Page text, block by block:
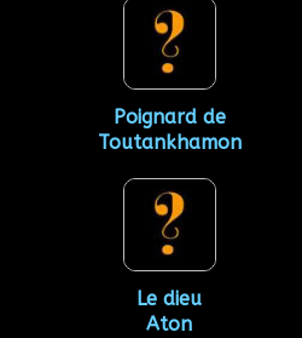
Poignard de
Toutankhamon
Le dieu
Aton